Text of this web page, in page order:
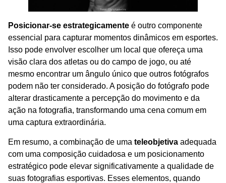
Posicionar-se estrategicamente é outro componente
essencial para capturar momentos dinâmicos em esportes.
Isso pode envolver escolher um local que ofereça uma
visão clara dos atletas ou do campo de jogo, ou até
mesmo encontrar um ângulo único que outros fotógrafos
podem não ter considerado. A posição do fotógrafo pode
alterar drasticamente a percepção do movimento e da
ação na fotografia, transformando uma cena comum em
uma captura extraordinária.
Em resumo, a combinação de uma teleobjetiva adequada
com uma composição cuidadosa e um posicionamento
estratégico pode elevar significativamente a qualidade de
suas fotografias esportivas. Esses elementos, quando